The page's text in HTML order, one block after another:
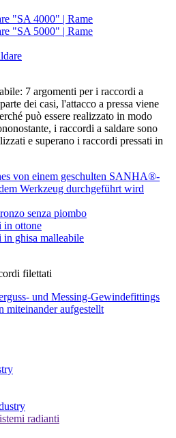
"SA 4000" | Rame
"SA 5000" | Rame
7 argomenti per i raccordi a
dei casi, l'attacco a pressa viene
può essere realizzato in modo
i raccordi a saldare sono
e superano i raccordi pressati in
senza piombo
in ottone
ghisa malleabile
filettati
radianti